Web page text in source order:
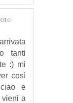
tanti
:) mi
così
e
vieni a